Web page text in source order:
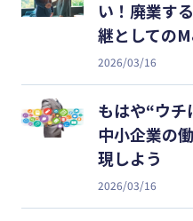
い！廃業す
継としての
2026/03/16
もはや“ウチ
中小企業の
現しよう
2026/03/16